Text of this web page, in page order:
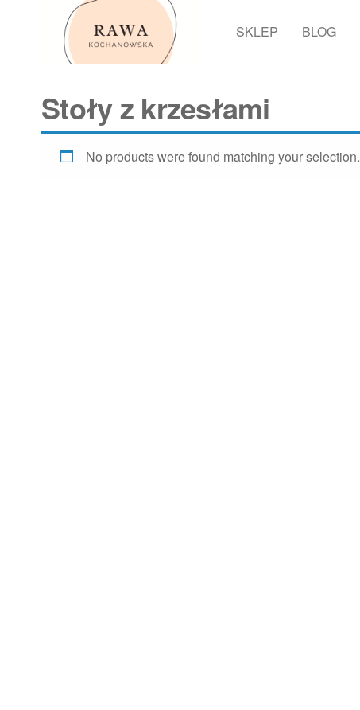
SKLEP BLOG
Stoły z krzesłami
No products were found matching your selection.